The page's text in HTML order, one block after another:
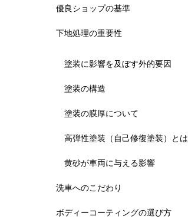
優良ショップの基準
下地処理の重要性
塗装に影響を及ぼす外的要因
塗装の構造
塗装の膜厚について
高弾性塗装（自己修復塗装）とは
黄砂が車両に与える影響
洗車へのこだわり
ボディーコーティングの選び方